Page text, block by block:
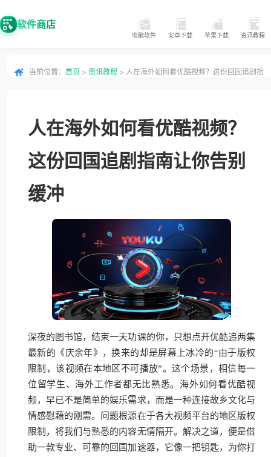
软件商店
电脑软件 安卓下载 苹果下载 资讯教程
当前位置： 首页 > 资讯教程 > 人在海外如何看优酷视频？这份回国追剧指
人在海外如何看优酷视频？
这份回国追剧指南让你告别
缓冲
深夜的图书馆，结束一天功课的你，只想点开优酷追两集
最新的《庆余年》，换来的却是屏幕上冰冷的“由于版权
限制，该视频在本地区不可播放”。这个场景，相信每一
位留学生、海外工作者都无比熟悉。海外如何看优酷视
频，早已不是简单的娱乐需求，而是一种连接故乡文化与
情感慰藉的刚需。问题根源在于各大视频平台的地区版权
限制，将我们与熟悉的内容无情隔开。解决之道，便是借
助一款专业、可靠的回国加速器，它像一把钥匙，为你打